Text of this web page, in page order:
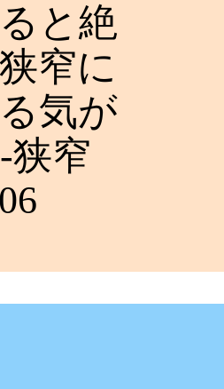
と絶
窄に
気が
狭窄